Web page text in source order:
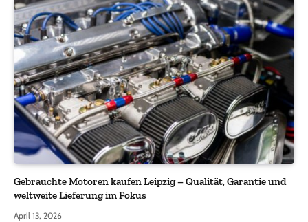
Gebrauchte Motoren kaufen Leipzig – Qualität, Garantie und
weltweite Lieferung im Fokus
April 13, 2026